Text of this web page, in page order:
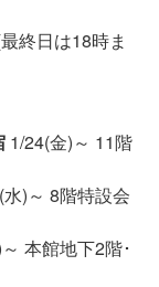
終日は18時ま
1/24(金)～ 11階
水)～ 8階特設会
本館地下2階･